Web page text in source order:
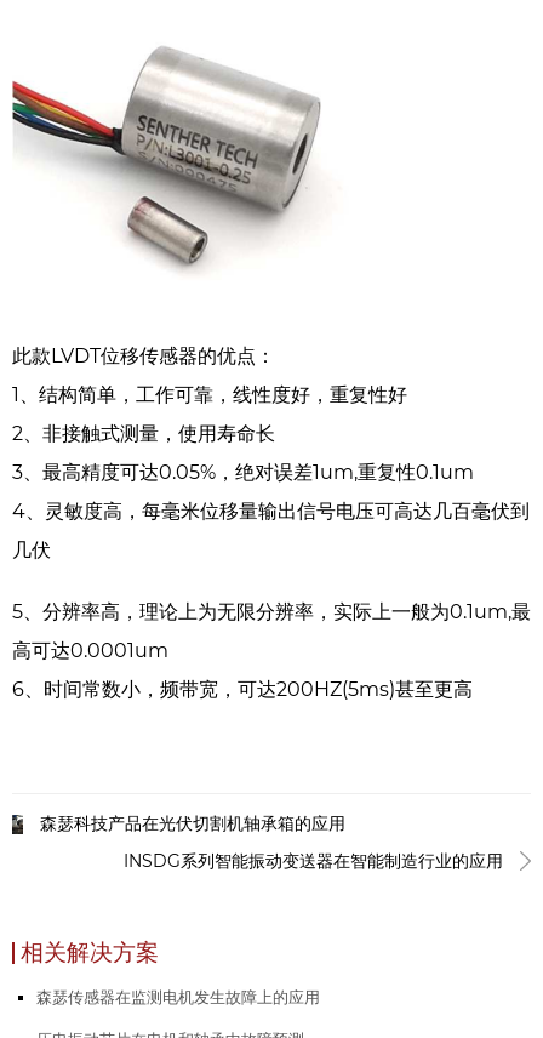
此款LVDT位移传感器的优点：
1、结构简单，工作可靠，线性度好，重复性好
2、非接触式测量，使用寿命长
3、最高精度可达0.05%，绝对误差1um,重复性0.1um
4、灵敏度高，每毫米位移量输出信号电压可高达几百毫伏到
几伏
5、分辨率高，理论上为无限分辨率，实际上一般为0.1um,最
高可达0.0001um
6、时间常数小，频带宽，可达200HZ(5ms)甚至更高
森瑟科技产品在光伏切割机轴承箱的应用
INSDG系列智能振动变送器在智能制造行业的应用
相关解决方案
森瑟传感器在监测电机发生故障上的应用